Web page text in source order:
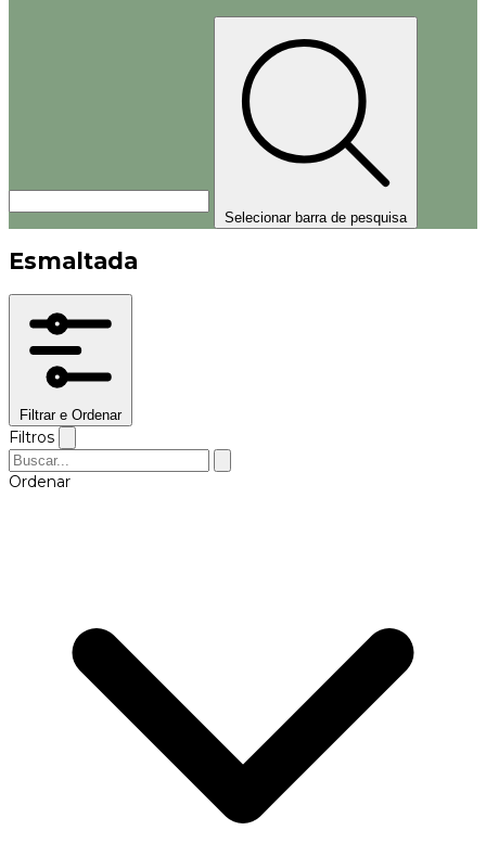
Selecionar barra de pesquisa
Esmaltada
Filtrar e Ordenar
Filtros
Ordenar